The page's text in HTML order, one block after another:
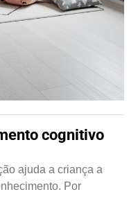
cognitivo
ajuda a criança a
Por